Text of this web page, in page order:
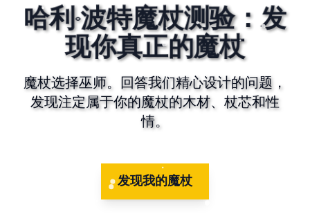
哈利·波特魔杖测验：发
现你真正的魔杖
魔杖选择巫师。回答我们精心设计的问题，
发现注定属于你的魔杖的木材、杖芯和性
情。
发现我的魔杖